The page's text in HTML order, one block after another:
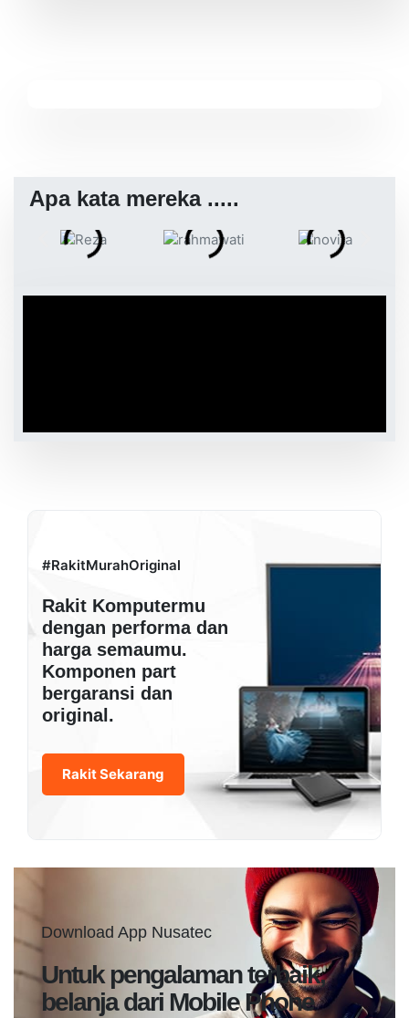
Apa kata mereka .....
#RakitMurahOriginal
Rakit Komputermu
dengan performa dan
harga semaumu.
Komponen part
bergaransi dan
original.
Rakit Sekarang
Download App Nusatec
Untuk pengalaman terbaik,
belanja dari Mobile Phone